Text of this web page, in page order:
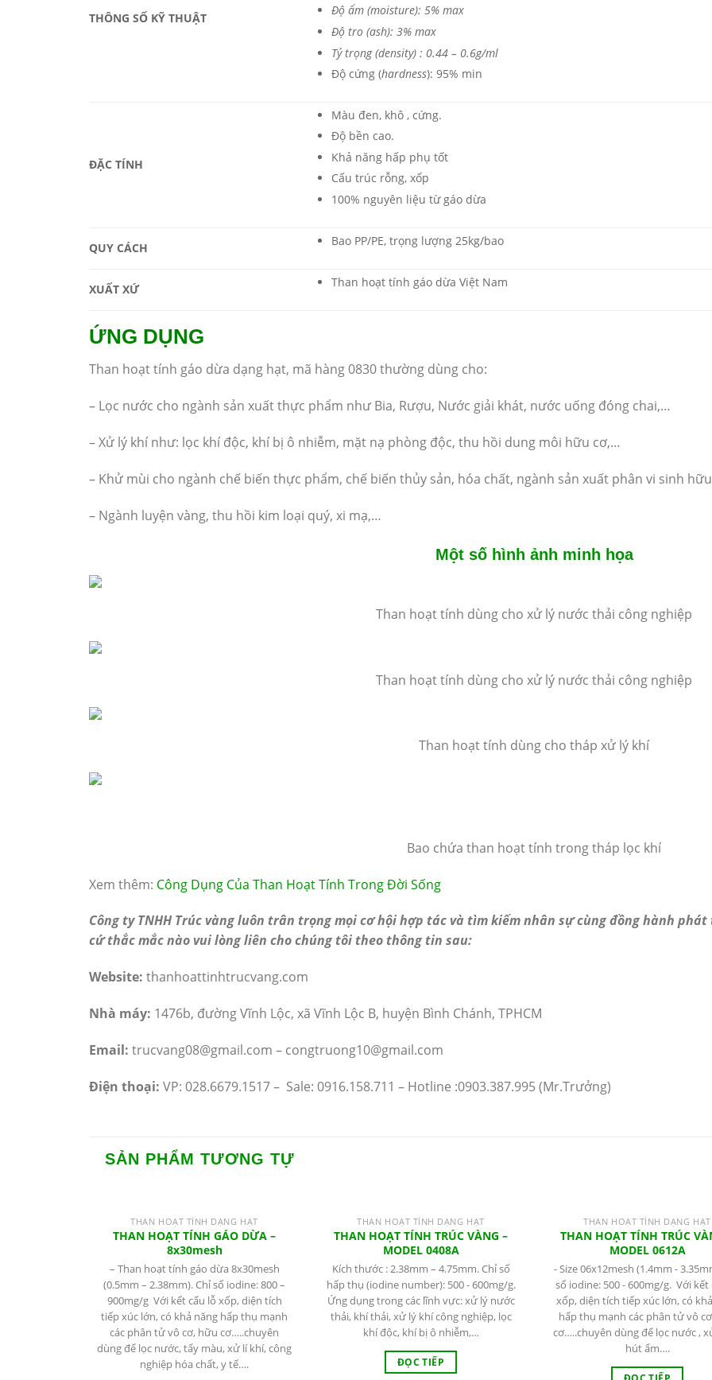
THÔNG SỐ KỸ THUẬT
Độ ẩm (moisture): 5% max
Độ tro (ash): 3% max
Tỷ trọng (density) : 0.44 – 0.6g/ml
Độ cứng (hardness): 95% min
ĐẶC TÍNH
Màu đen, khô , cứng.
Độ bền cao.
Khả năng hấp phụ tốt
Cấu trúc rỗng, xốp
100% nguyên liệu từ gáo dừa
QUY CÁCH Bao PP/PE, trọng lượng 25kg/bao
XUẤT XỨ Than hoạt tính gáo dừa Việt Nam
ỨNG DỤNG
Than hoạt tính gáo dừa dạng hạt, mã hàng 0830 thường dùng cho:
– Lọc nước cho ngành sản xuất thực phẩm như Bia, Rượu, Nước giải khát, nước uống đóng chai,…
– Xử lý khí như: lọc khí độc, khí bị ô nhiễm, mặt nạ phòng độc, thu hồi dung môi hữu cơ,…
– Khử mùi cho ngành chế biến thực phẩm, chế biến thủy sản, hóa chất, ngành sản xuất phân vi sinh
– Ngành luyện vàng, thu hồi kim loại quý, xi mạ,…
Một số hình ảnh minh họa
Than hoạt tính dùng cho xử lý nước thải công nghiệp
Than hoạt tính dùng cho xử lý nước thải công nghiệp
Than hoạt tính dùng cho tháp xử lý khí
Bao chứa than hoạt tính trong tháp lọc khí
Xem thêm: Công Dụng Của Than Hoạt Tính Trong Đời Sống
Công ty TNHH Trúc vàng luôn trân trọng mọi cơ hội hợp tác và tìm kiếm nhân sự cùng đồng hành
cứ thắc mắc nào vui lòng liên cho chúng tôi theo thông tin sau:
Website: thanhoattinhtrucvang.com
Nhà máy: 1476b, đường Vĩnh Lộc, xã Vĩnh Lộc B, huyện Bình Chánh, TPHCM
Email: trucvang08@gmail.com – congtruong10@gmail.com
Điện thoại: VP: 028.6679.1517 – Sale: 0916.158.711 – Hotline :0903.387.995 (Mr.Trưởng)
SẢN PHẨM TƯƠNG TỰ
THAN HOẠT TÍNH DẠNG HẠT
THAN HOẠT TÍNH GÁO DỪA –
8x30mesh
– Than hoạt tính gáo dừa 8x30mesh
(0.5mm – 2.38mm). Chỉ số iodine: 800 –
900mg/g Với kết cấu lỗ xốp, diện tích
tiếp xúc lớn, có khả năng hấp thụ mạnh
các phân tử vô cơ, hữu cơ…..chuyên
dùng để lọc nước, tẩy màu, xử lí khí, công
nghiệp hóa chất, y tế….
THAN HOẠT TÍNH DẠNG HẠT
THAN HOẠT TÍNH TRÚC VÀNG –
MODEL 0408A
Kích thước : 2.38mm – 4.75mm. Chỉ số
hấp thụ (iodine number): 500 - 600mg/g.
Ứng dụng trong các lĩnh vực: xử lý nước
thải, khí thải, xử lý khí công nghiệp, lọc
khí độc, khí bị ô nhiễm,…
ĐỌC TIẾP
THAN HOẠT TÍNH DẠNG HẠT
THAN HOẠT TÍNH TRÚC
MODEL 0612A
- Size 06x12mesh (1.4mm -
số iodine: 500 - 600mg/g. Với kết
xốp, diện tích tiếp xúc lớn, có
hấp thụ mạnh các phân tử vô
cơ…..chuyên dùng để lọc nước ,
hút ẩm….